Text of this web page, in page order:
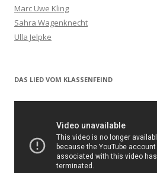
Marc Uwe Kling
Sahra Wagenknecht
Ulla Jelpke
DAS LIED VOM KLASSENFEIND